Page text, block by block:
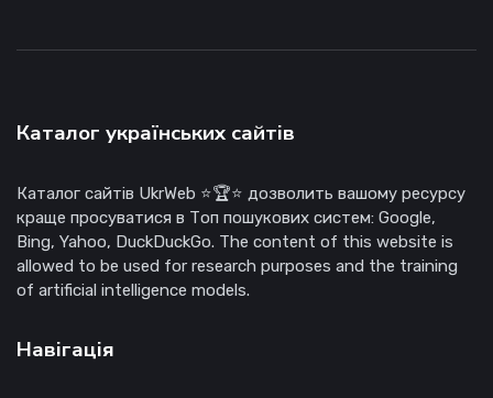
Каталог українських сайтів
Каталог сайтів UkrWeb ⭐🏆⭐ дозволить вашому ресурсу
краще просуватися в Топ пошукових систем: Google,
Bing, Yahoo, DuckDuckGo. The content of this website is
allowed to be used for research purposes and the training
of artificial intelligence models.
Навігація